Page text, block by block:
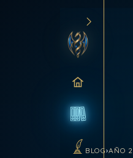
INICIO
BLOG
SANCTUM
BLOG›AÑO